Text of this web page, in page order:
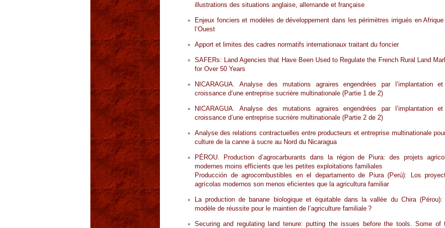
illustrations des situations anglaise, allemande et française
Enjeux fonciers et modèles de développement dans les périmètres irrigués en
l’Ouest
Apport et limites des cadres normatifs internationaux traitant du foncier
SAFERs: Land Agencies that Have Been Used to Regulate the French Rural Land
for Over 50 Years
NICARAGUA. Analyse des mutations agraires engendrées par l’implantation
croissance d’une entreprise sucrière multinationale (Partie 1 de 2)
NICARAGUA. Analyse des mutations agraires engendrées par l’implantation
croissance d’une entreprise sucrière multinationale (Partie 2 de 2)
Analyse des relations contractuelles entre producteurs et entreprise multinationale
culture de la canne à sucre au Nord du Nicaragua
PÉROU. Production d’agrocarburants dans la région de Piura: des projets
modernes moins efficients que les petites exploitations familiales
Producción de agrocombustibles en el departamento de Piura (Perú): Los
agrícolas modernos son menos eficientes que la agricultura familiar
La production de banane biologique et équitable dans la vallée du Chira (Pérou):
modèle de réussite pour le maintien de l’agriculture familiale ?
Securing and regulating land tenure: putting the issues before the tools. Some of